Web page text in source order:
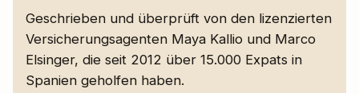
Geschrieben und überprüft von den lizenzierten
Versicherungsagenten Maya Kallio und Marco
Elsinger, die seit 2012 über 15.000 Expats in
Spanien geholfen haben.